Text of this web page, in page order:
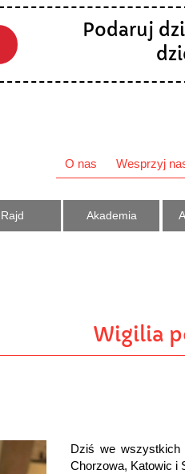
Podaruj
O nas Wesprzyj
Rajd Akademia
Wigilia
Dziś we wszystkich
Chorzowa, Katowic i